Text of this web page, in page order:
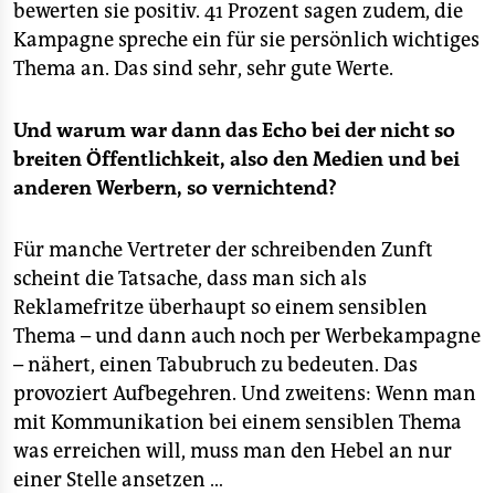
bewerten sie positiv. 41 Prozent sagen zudem, die
Kampagne spreche ein für sie persönlich wichtiges
Thema an. Das sind sehr, sehr gute Werte.
Und warum war dann das Echo bei der nicht so
breiten Öffentlichkeit, also den Medien und bei
anderen Werbern, so vernichtend?
Für manche Vertreter der schreibenden Zunft
scheint die Tatsache, dass man sich als
Reklamefritze überhaupt so einem sensiblen
Thema – und dann auch noch per Werbekampagne
– nähert, einen Tabubruch zu bedeuten. Das
provoziert Aufbegehren. Und zweitens: Wenn man
mit Kommunikation bei einem sensiblen Thema
was erreichen will, muss man den Hebel an nur
einer Stelle ansetzen …